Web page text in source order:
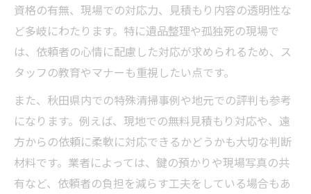
資格の有無、現場での対応力、見積もり内容の透明性な
ど多岐にわたります。特に遺品整理や孤独死の現場で
は、依頼者の心情に配慮した対応が求められるため、ス
タッフの教育やマナーも重視したい点です。
また、秋田県内での特殊清掃事例や地元での評判も参考
になります。例えば、現地での無料見積もり対応や、遠
方からの依頼に柔軟に対応できるかどうかも大切な判断
材料です。業者によっては、鍵の預かりや現場写真の共
有など、依頼者の負担を減らす工夫をしている場合もあ